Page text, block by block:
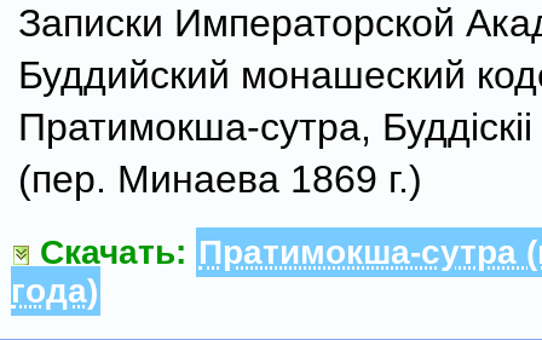
Записки Императорской
Буддийский монашеский
Пратимокша-сутра,
(пер. Минаева 1869 г.)
Скачать: Пратимокша-сутра
года)